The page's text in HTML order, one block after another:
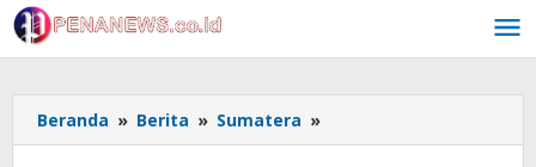
Skip
to
content
Beranda » Berita » Sumatera »
Ayah